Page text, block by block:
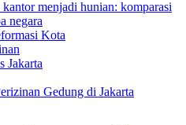
menjadi hunian: komparasi
negara
Kota
Jakarta
Gedung di Jakarta